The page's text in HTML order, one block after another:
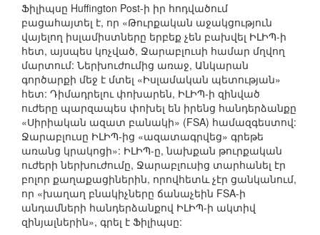
Ֆիլիպսը Huffington Post-ի իր հոդվածում
բացահայտել է, որ «Թուրքական աջակցություն
վայելող իսլամիստները երբեք չեն բախվել ԻԼԻՊ-ի
հետ, այսպես կոչված, Ջարաբլուսի համար մղվող
մարտում: Ներխուժումից առաջ, Անկարան
գործարքի մեջ է մտել «Իսլամական պետության»
հետ: Դիմադրելու փոխարեն, ԻԼԻՊ-ի զինված
ուժերը պարզապես փոխել են իրենց հանդերձանքը
«Սիրիական ազատ բանակի» (FSA) համազգեստով:
Ջարաբլուսը ԻԼԻՊ-ից «ազատագրվեց» գրեթե
առանց կրակոցի»: ԻԼԻՊ-ը, նախքան թուրքական
ուժերի ներխուժումը, Ջարաբլուսից տարհանել էր
բոլոր քաղաքացիներին, որովհետև չէր ցանկանում,
որ «խաղաղ բնակիչները ճանաչեին FSA-ի
անդամների հանդերձանքով ԻԼԻՊ-ի ակտիվ
զինյալներին», գրել է Ֆիլիպսը: